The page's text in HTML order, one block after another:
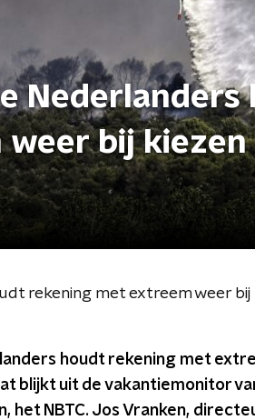
bij kiezen
rekening met extreem weer
houdt rekening met
blijkt uit de vakantiemonitor
het NBTC. Jos Vranken,